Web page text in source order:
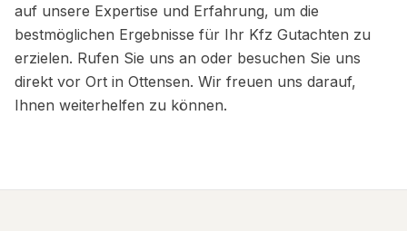
auf unsere Expertise und Erfahrung, um die
bestmöglichen Ergebnisse für Ihr Kfz Gutachten zu
erzielen. Rufen Sie uns an oder besuchen Sie uns
direkt vor Ort in Ottensen. Wir freuen uns darauf,
Ihnen weiterhelfen zu können.